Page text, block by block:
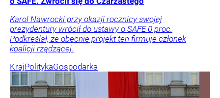
Karol Nawrocki przy okazji rocznicy swojej
prezydentury wrócił do ustawy o SAFE 0 proc.
Podkreślał, że obecnie projekt ten firmuje członek
koalicji rządzącej.
KrajPolitykaGospodarka